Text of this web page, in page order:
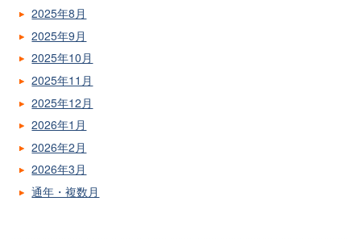
2025年8月
2025年9月
2025年10月
2025年11月
2025年12月
2026年1月
2026年2月
2026年3月
通年・複数月